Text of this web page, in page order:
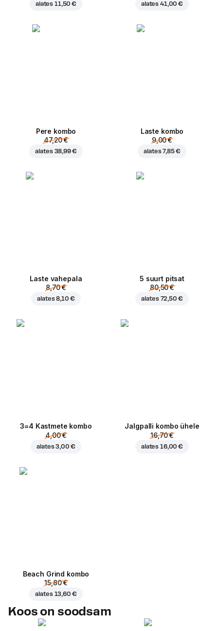
alates 11,50 € alates 41,00 €
Pere kombo
47,20 €
alates 38,99 €
Laste kombo
9,00 €
alates7,85 €
Laste vahepala
8,70 €
alates8,10 €
5 suurt pitsat
80,50 €
alates 72,50 €
3=4 Kastmete kombo
4,00 €
alates3,00 €
Jalgpalli kombo ühele
16,70 €
alates 16,00 €
Beach Grind kombo
15,80 €
alates 13,60 €
Koos on soodsam